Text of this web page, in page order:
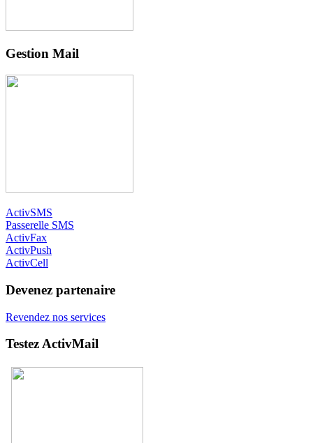
Gestion Mail
ActivSMS
Passerelle SMS
ActivFax
ActivPush
ActivCell
Devenez partenaire
Revendez nos services
Testez ActivMail